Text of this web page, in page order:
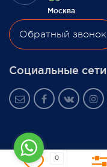
Москва
Обратный звонок
Социальные сети
0